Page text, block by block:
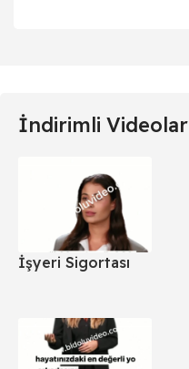
İndirimli Videolar
İşyeri Sigortası